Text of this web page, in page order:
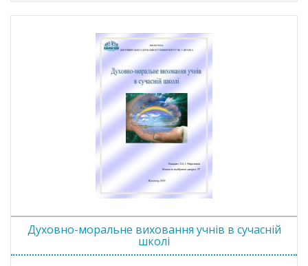
Духовно-моральне виховання учнів в сучасній
школі